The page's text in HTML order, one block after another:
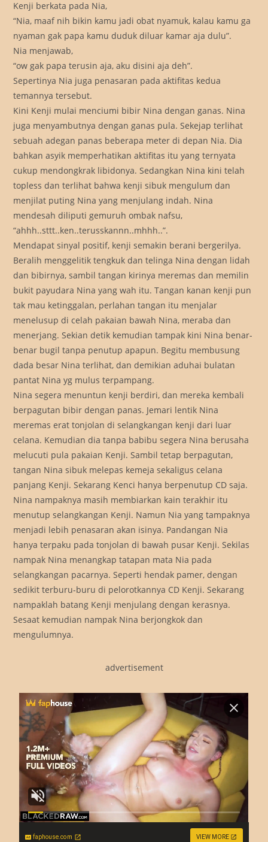
Kenji berkata pada Nia,
“Nia, maaf nih bikin kamu jadi obat nyamuk, kalau kamu ga
nyaman gak papa kamu duduk diluar kamar aja dulu”.
Nia menjawab,
“ow gak papa terusin aja, aku disini aja deh”.
Sepertinya Nia juga penasaran pada aktifitas kedua
temannya tersebut.
Kini Kenji mulai menciumi bibir Nina dengan ganas. Nina
juga menyambutnya dengan ganas pula. Sekejap terlihat
sebuah adegan panas beberapa meter di depan Nia. Dia
bahkan asyik memperhatikan aktifitas itu yang ternyata
cukup mendongkrak libidonya. Sedangkan Nina kini telah
topless dan terlihat bahwa kenji sibuk mengulum dan
menjilat puting Nina yang menjulang indah. Nina
mendesah diliputi gemuruh ombak nafsu,
“ahhh..sttt..ken..terusskannn..mhhh..”.
Mendapat sinyal positif, kenji semakin berani bergerilya.
Beralih menggelitik tengkuk dan telinga Nina dengan lidah
dan bibirnya, sambil tangan kirinya meremas dan memilin
bukit payudara Nina yang wah itu. Tangan kanan kenji pun
tak mau ketinggalan, perlahan tangan itu menjalar
menelusup di celah pakaian bawah Nina, meraba dan
menerjang. Sekian detik kemudian tampak kini Nina benar-
benar bugil tanpa penutup apapun. Begitu membusung
dada besar Nina terlihat, dan demikian aduhai bulatan
pantat Nina yg mulus terpampang.
Nina segera menuntun kenji berdiri, dan mereka kembali
berpagutan bibir dengan panas. Jemari lentik Nina
meremas erat tonjolan di selangkangan kenji dari luar
celana. Kemudian dia tanpa babibu segera Nina berusaha
melucuti pula pakaian Kenji. Sambil tetap berpagutan,
tangan Nina sibuk melepas kemeja sekaligus celana
panjang Kenji. Sekarang Kenci hanya berpenutup CD saja.
Nina nampaknya masih membiarkan kain terakhir itu
menutup selangkangan Kenji. Namun Nia yang tampaknya
menjadi lebih penasaran akan isinya. Pandangan Nia
hanya terpaku pada tonjolan di bawah pusar Kenji. Sekilas
nampak Nina menangkap tatapan mata Nia pada
selangkangan pacarnya. Seperti hendak pamer, dengan
sedikit terburu-buru di pelorotkannya CD Kenji. Sekarang
nampaklah batang Kenji menjulang dengan kerasnya.
Sesaat kemudian nampak Nina berjongkok dan
mengulumnya.
advertisement
faphouse.com VIEW MORE